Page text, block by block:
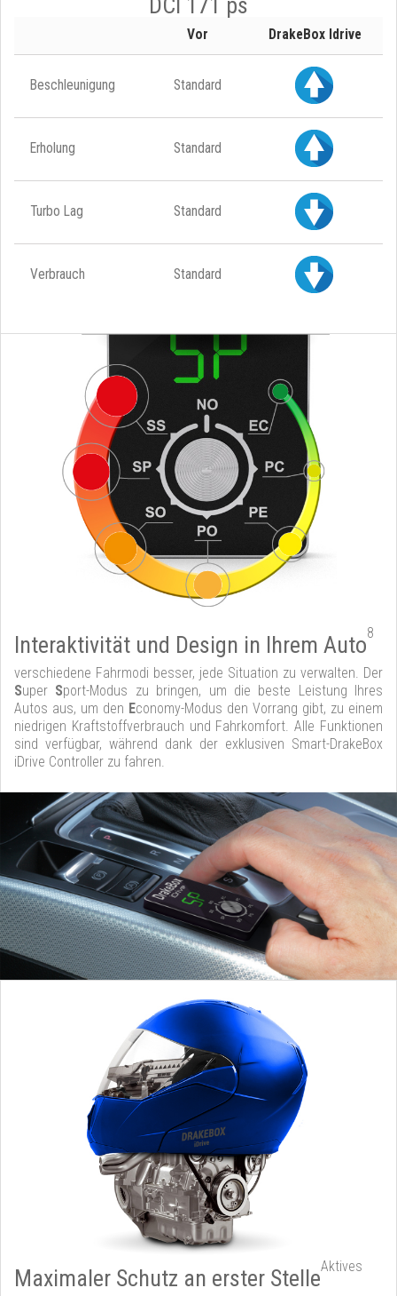
Vor DrakeBox Idrive
Beschleunigung Standard
Erholung Standard
Turbo Lag Standard
Verbrauch Standard
Interaktivität und Design in Ihrem Auto8
verschiedene Fahrmodi besser, jede Situation zu verwalten. Der
Super Sport-Modus zu bringen, um die beste Leistung Ihres
Autos aus, um den Economy-Modus den Vorrang gibt, zu einem
niedrigen Kraftstoffverbrauch und Fahrkomfort. Alle Funktionen
sind verfügbar, während dank der exklusiven Smart-DrakeBox
iDrive Controller zu fahren.
Maximaler Schutz an erster StelleAktives